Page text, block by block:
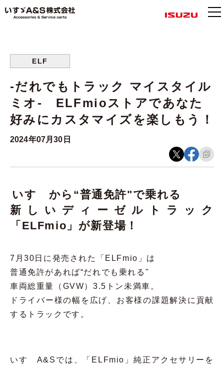
ELF
-だれでもトラック マイスタイル
ミオ- ELFmioストアであなた
好みにカスタマイズを楽しもう！
2024年07月30日
いすゞから“普通免許"で乗れる
新しいディーゼルトラック
「ELFmio」が新登場！
7月30日に発売された「ELFmio」は
普通免許があれば“だれでも乗れる"
車両総重量（GVW） 3.5トン未満車。
ドライバー様の幅を広げ、お客様の課題解決に貢献
するトラックです。
いすゞA&Sでは、「ELFmio」純正アクセサリーを